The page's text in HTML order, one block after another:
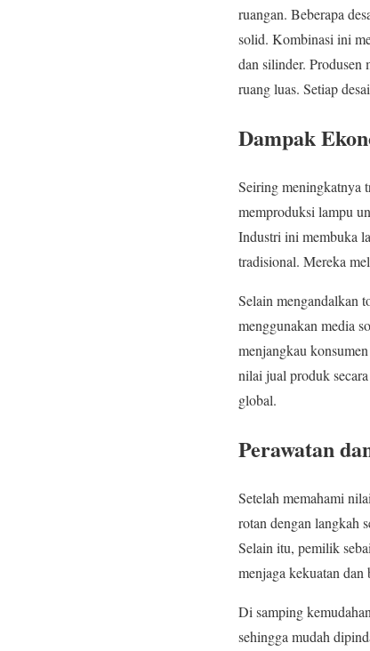
ruangan. Beberapa
solid. Kombinasi ini
dan silinder. Produsen
ruang luas. Setiap
Dampak
Seiring meningkatnya
memproduksi lampu
Industri ini membuka
tradisional. Mereka
Selain mengandalkan
menggunakan media
menjangkau
nilai jual produk
global.
Perawatan
Setelah memahami
rotan dengan langkah
Selain itu, pemilik
menjaga kekuatan dan
Di samping
sehingga mudah